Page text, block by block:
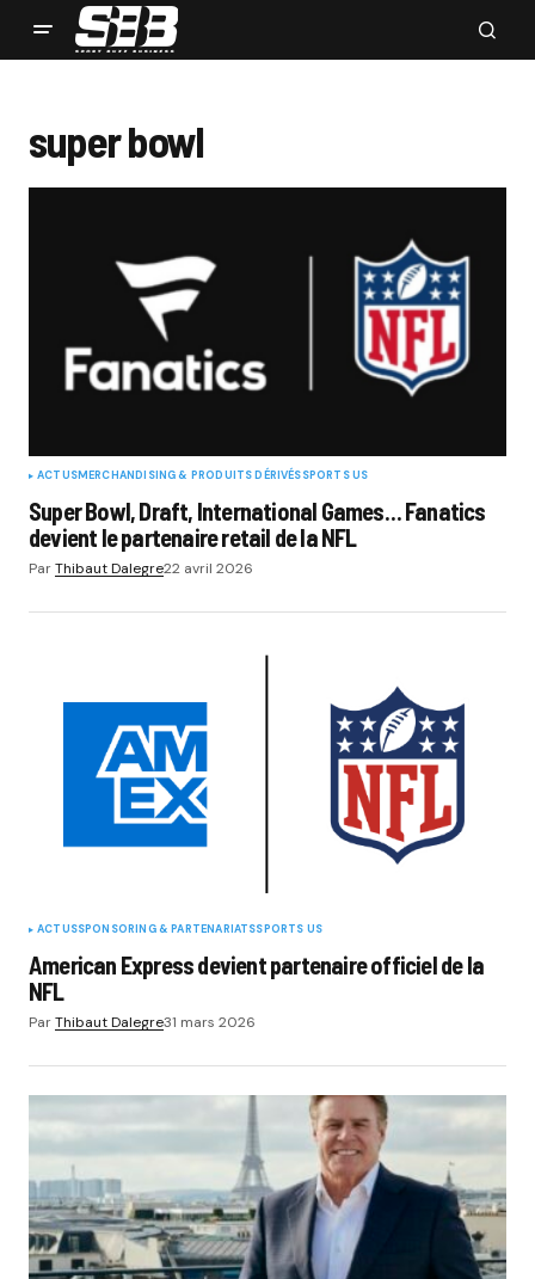
super bowl
ACTUSMERCHANDISING & PRODUITS DÉRIVÉSSPORTS US
Super Bowl, Draft, International Games… Fanatics
devient le partenaire retail de la NFL
ParThibaut Dalegre22 avril 2026
ACTUSSPONSORING & PARTENARIATSSPORTS US
American Express devient partenaire officiel de la
NFL
ParThibaut Dalegre31 mars 2026